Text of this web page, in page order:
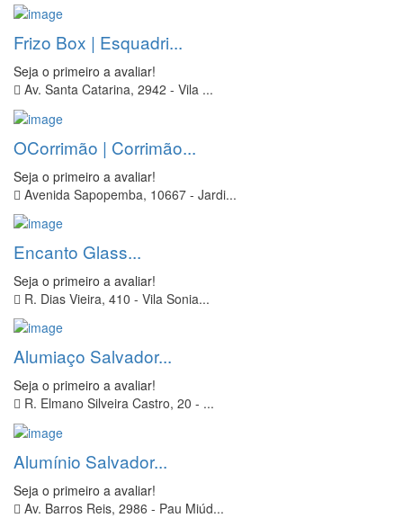
Frizo Box | Esquadri...
Seja o primeiro a avaliar!
Av. Santa Catarina, 2942 - Vila ...
OCorrimão | Corrimão...
Seja o primeiro a avaliar!
Avenida Sapopemba, 10667 - Jardi...
Encanto Glass...
Seja o primeiro a avaliar!
R. Dias Vieira, 410 - Vila Sonia...
Alumiaço Salvador...
Seja o primeiro a avaliar!
R. Elmano Silveira Castro, 20 - ...
Alumínio Salvador...
Seja o primeiro a avaliar!
Av. Barros Reis, 2986 - Pau Miúd...